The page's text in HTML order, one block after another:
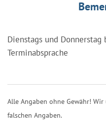
Dienstags und
Terminabsprache
Alle Angaben ohne Gewähr!
falschen Angaben.